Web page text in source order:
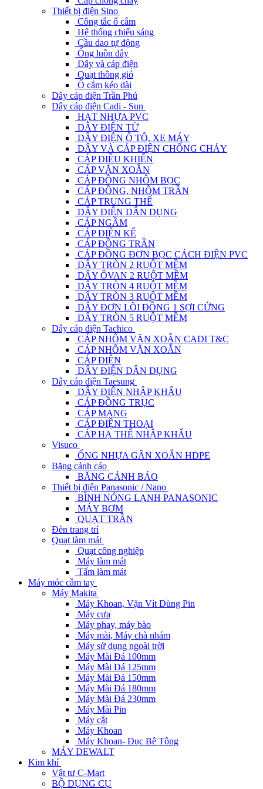
Thiết bị điện Sino
Công tắc ổ cắm
Hệ thống chiếu sáng
Cầu dao tự động
Ống luồn dây
Dây và cáp điện
Quạt thông gió
Ổ cắm kéo dài
Dây cáp điện Trần Phú
Dây cáp điện Cadi - Sun
HẠT NHỰA PVC
DÂY ĐIỆN TỪ
DÂY ĐIỆN Ô TÔ, XE MÁY
DÂY VÀ CÁP ĐIỆN CHỐNG CHÁY
CÁP ĐIỀU KHIỂN
CÁP VẶN XOẮN
CÁP ĐỒNG NHÔM BỌC
CÁP ĐỒNG, NHÔM TRẦN
CÁP TRUNG THẾ
DÂY ĐIỆN DÂN DỤNG
CÁP NGẦM
CÁP ĐIỆN KẾ
CÁP ĐỒNG TRẦN
CÁP ĐỒNG ĐƠN BỌC CÁCH ĐIỆN PVC
DÂY TRÒN 2 RUỘT MỀM
DÂY ÔVAN 2 RUỘT MỀM
DÂY TRÒN 4 RUỘT MỀM
DÂY TRÒN 3 RUỘT MỀM
DÂY ĐƠN LÕI ĐỒNG 1 SỢI CỨNG
DÂY TRÒN 5 RUỘT MỀM
Dây cáp điện Tachico
CÁP NHÔM VẶN XOẮN CADI T&C
CÁP NHÔM VẶN XOẮN
CÁP ĐIỆN
DÂY ĐIỆN DÂN DỤNG
Dây cáp điện Taesung
DÂY ĐIỆN NHẬP KHẨU
CÁP ĐỒNG TRỤC
CÁP MẠNG
CÁP ĐIỆN THOẠI
CÁP HẠ THẾ NHẬP KHẨU
Visuco
ỐNG NHỰA GÂN XOẮN HDPE
Băng cảnh cáo
BĂNG CẢNH BÁO
Thiết bị điện Panasonic / Nano
BÌNH NÓNG LẠNH PANASONIC
MÁY BƠM
QUẠT TRẦN
Đèn trang trí
Quạt làm mát
Quạt công nghiệp
Máy làm mát
Tấm làm mát
Máy móc cầm tay
Máy Makita
Máy Khoan, Vặn Vít Dùng Pin
Máy cưa
Máy phay, máy bào
Máy mài, Máy chà nhám
Máy sử dụng ngoài trời
Máy Mài Đá 100mm
Máy Mài Đá 125mm
Máy Mài Đá 150mm
Máy Mài Đá 180mm
Máy Mài Đá 230mm
Máy Mài Pin
Máy cắt
Máy Khoan
Máy Khoan- Đục Bê Tông
MÁY DEWALT
Kim khí
Vật tư C-Mart
BỘ DỤNG CỤ